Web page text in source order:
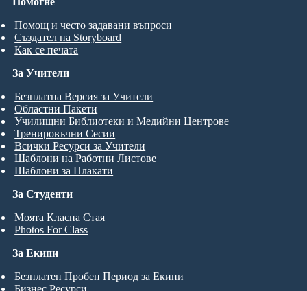
Помощ и често задавани въпроси
Създател на Storyboard
Как се печата
За Студенти
Моята Класна Стая
Photos For Class
За Учители
Безплатна Версия за Учители
Областни Пакети
Училищни Библиотеки и Медийни Центрове
Тренировъчни Сесии
Всички Ресурси за Учители
Шаблони на Работни Листове
Шаблони за Плакати
За Екипи
Безплатен Пробен Период за Екипи